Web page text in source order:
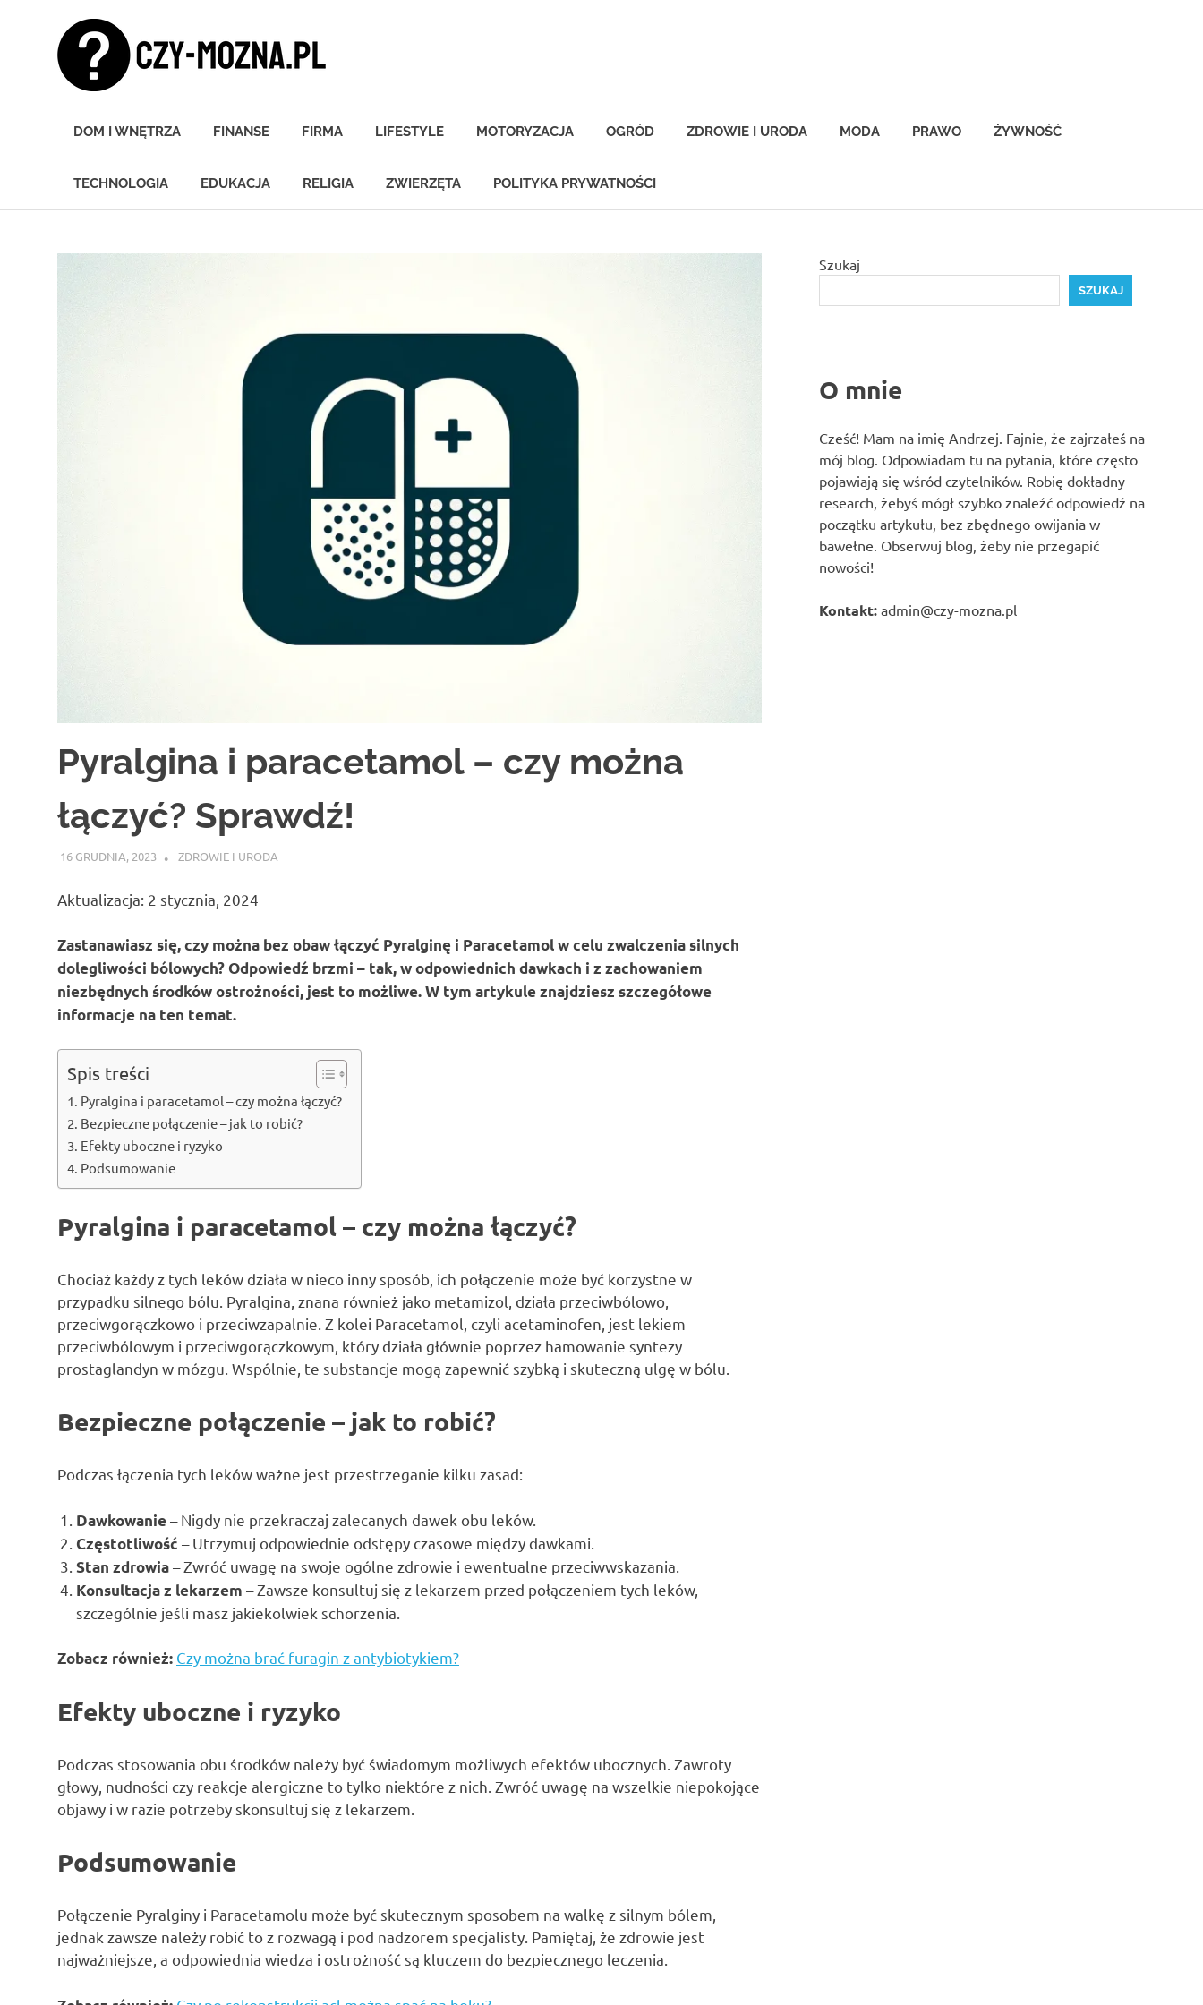
DOM I WNĘTRZA FINANSE FIRMA LIFESTYLE MOTORYZACJA OGRÓD ZDROWIE I URODA MODA PRAWO ŻYWNOŚĆ
TECHNOLOGIA EDUKACJA RELIGIA ZWIERZĘTA POLITYKA PRYWATNOŚCI
Pyralgina i paracetamol – czy można
łączyć? Sprawdź!
16 GRUDNIA, 2023 ATROX
ZDROWIE I URODA
Aktualizacja: 2 stycznia, 2024
Zastanawiasz się, czy można bez obaw łączyć Pyralginę i Paracetamol w celu zwalczenia silnych
dolegliwości bólowych? Odpowiedź brzmi – tak, w odpowiednich dawkach i z zachowaniem
niezbędnych środków ostrożności, jest to możliwe. W tym artykule znajdziesz szczegółowe
informacje na ten temat.
Spis treści
Pyralgina i paracetamol – czy można łączyć?
Bezpieczne połączenie – jak to robić?
Efekty uboczne i ryzyko
Podsumowanie
Pyralgina i paracetamol – czy można łączyć?
Chociaż każdy z tych leków działa w nieco inny sposób, ich połączenie może być korzystne w
przypadku silnego bólu. Pyralgina, znana również jako metamizol, działa przeciwbólowo,
przeciwgorączkowo i przeciwzapalnie. Z kolei Paracetamol, czyli acetaminofen, jest lekiem
przeciwbólowym i przeciwgorączkowym, który działa głównie poprzez hamowanie syntezy
prostaglandyn w mózgu. Wspólnie, te substancje mogą zapewnić szybką i skuteczną ulgę w bólu.
Bezpieczne połączenie – jak to robić?
Podczas łączenia tych leków ważne jest przestrzeganie kilku zasad:
Dawkowanie– Nigdy nie przekraczaj zalecanych dawek obu leków.
Częstotliwość – Utrzymuj odpowiednie odstępy czasowe między dawkami.
Stan zdrowia– Zwróć uwagę na swoje ogólne zdrowie i ewentualne przeciwwskazania.
Konsultacja z lekarzem – Zawsze konsultuj się z lekarzem przed połączeniem tych leków,
szczególnie jeśli masz jakiekolwiek schorzenia.
Zobacz również: Czy można brać furagin z antybiotykiem?
Efekty uboczne i ryzyko
Podczas stosowania obu środków należy być świadomym możliwych efektów ubocznych. Zawroty
głowy, nudności czy reakcje alergiczne to tylko niektóre z nich. Zwróć uwagę na wszelkie niepokojące
objawy i w razie potrzeby skonsultuj się z lekarzem.
Podsumowanie
Połączenie Pyralginy i Paracetamolu może być skutecznym sposobem na walkę z silnym bólem,
jednak zawsze należy robić to z rozwagą i pod nadzorem specjalisty. Pamiętaj, że zdrowie jest
najważniejsze, a odpowiednia wiedza i ostrożność są kluczem do bezpiecznego leczenia.
Szukaj
SZUKAJ
O mnie
Cześć! Mam na imię Andrzej. Fajnie, że zajrzałeś na
mój blog. Odpowiadam tu na pytania, które często
pojawiają się wśród czytelników. Robię dokładny
research, żebyś mógł szybko znaleźć odpowiedź na
początku artykułu, bez zbędnego owijania w
bawełne. Obserwuj blog, żeby nie przegapić
nowości!
Kontakt: admin@czy-mozna.pl